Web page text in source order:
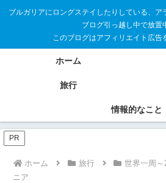
ブルガリアにロングステイしたりしている、ア
ブログ引っ越し中で放置
このブログはアフィリエイト広告
ホーム
旅行
情報的なこと
PR
ホーム 旅行 世界一周～
ニア